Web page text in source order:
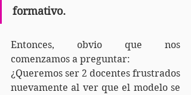
formativo.
Entonces, obvio que nos
comenzamos a preguntar:
¿Queremos ser 2 docentes frustrados
nuevamente al ver que el modelo se